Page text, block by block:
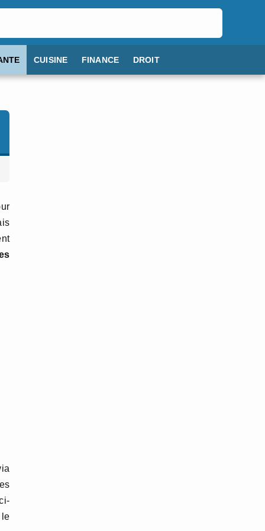
CUISINE FINANCE DROIT
le